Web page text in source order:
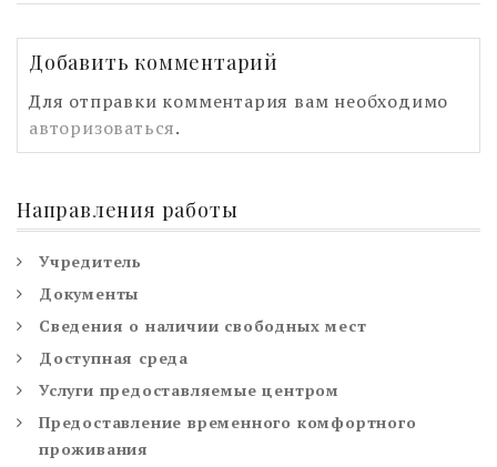
Добавить комментарий
Для отправки комментария вам необходимо
авторизоваться.
Направления работы
Учредитель
Документы
Сведения о наличии свободных мест
Доступная среда
Услуги предоставляемые центром
Предоставление временного комфортного
проживания